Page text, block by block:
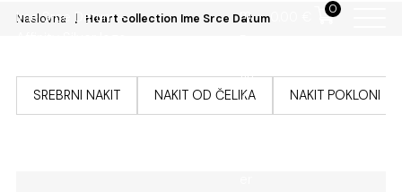
0
Naslovna Heart collection Ime Srce Datum
SREBRNI NAKIT NAKIT OD ČELIKA NAKIT POKLONI